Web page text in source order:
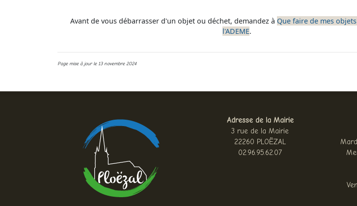
Avant de vous débarrasser d'un objet ou déchet, demandez à Que faire de mes
l'ADEME.
Page mise à jour le 13 novembre 2024
Adresse de la Mairie
3 rue de la Mairie
22260 PLOËZAL
02.96.95.62.07